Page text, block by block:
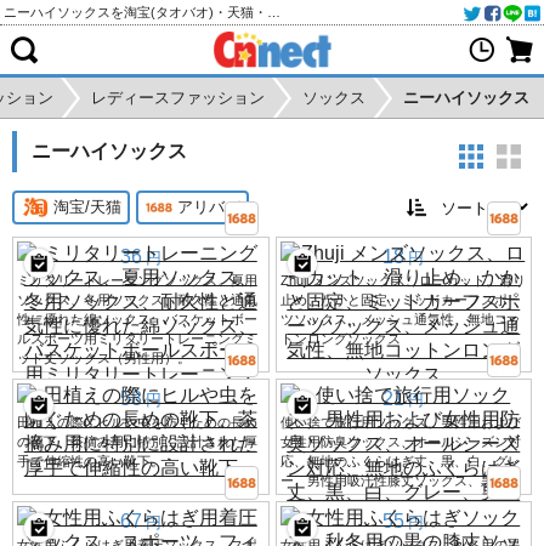
ション レディースファッション ソックス ニーハイソックス
ニーハイソックス
淘宝/天猫 アリババ
36 円
ミリタリートレーニングソックス、夏用
ソックス、冬用ソックス、耐久性と通気
性に優れた綿ソックス、バスケットボー
ルスポーツ用ミリタリートレーニングミ
ッド丈ソックス（男性用）。
18 円
Zhuji メンズソックス、ローカット、滑り
止め、かかと固定、ミッドカーフスポー
ツソックス、メッシュ通気性、無地コッ
トンロングソックス
58 円
田植えの際にヒルや虫を防ぐための長め
の靴下、茶摘み用に特別に設計された厚
手で伸縮性の高い靴下。
21 円
使い捨て旅行用ソックス、男性用および
女性用防臭ソックス、オールシーズン対
応、無地のふくらはぎ丈、黒、白、グレ
ー、男性用吸汗性膝丈ソックス、黒。
67 円 55 円